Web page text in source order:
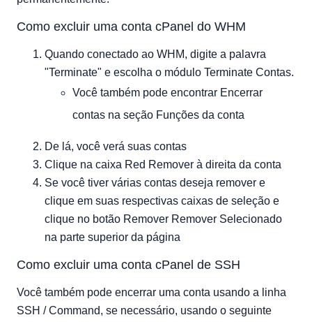
Como excluir uma conta cPanel do WHM
Quando conectado ao WHM, digite a palavra
"Terminate" e escolha o módulo Terminate Contas.
Você também pode encontrar Encerrar
contas na seção Funções da conta
De lá, você verá suas contas
Clique na caixa Red Remover à direita da conta
Se você tiver várias contas deseja remover e
clique em suas respectivas caixas de seleção e
clique no botão Remover Remover Selecionado
na parte superior da página
Como excluir uma conta cPanel de SSH
Você também pode encerrar uma conta usando a linha
SSH / Command, se necessário, usando o seguinte